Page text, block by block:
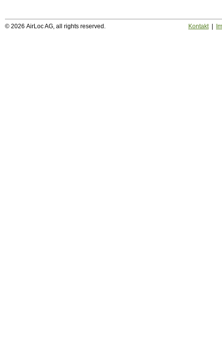
© 2026 AirLoc AG, all rights reserved. Kontakt|